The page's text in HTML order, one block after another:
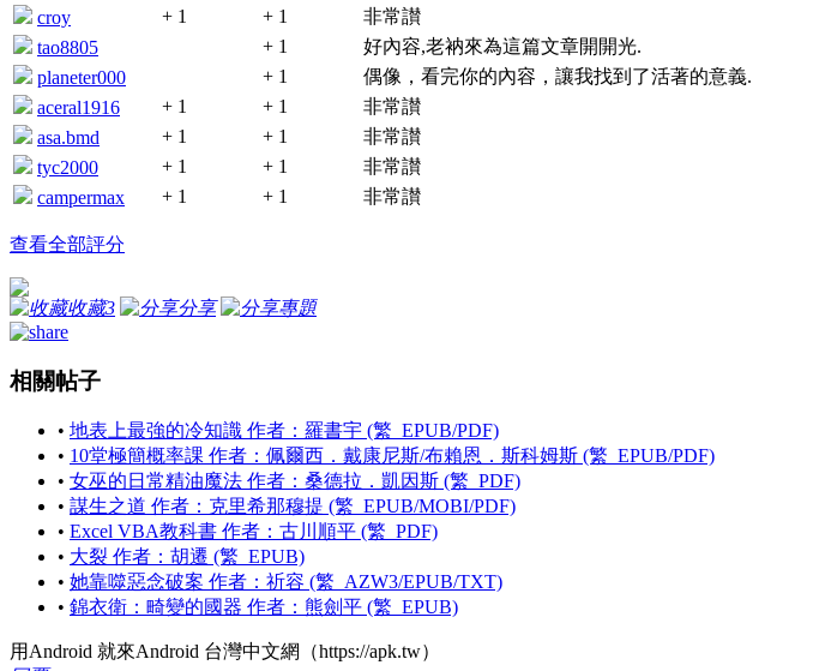
croy
+ 1 + 1
非常讃
tao8805
+ 1
好內容,老衲來為這篇文章開開光.
planeter000
+ 1
偶像，看完你的內容，讓我找到了活著的意義.
aceral1916
+ 1 + 1
非常讃
asa.bmd
+ 1 + 1
非常讃
tyc2000
+ 1 + 1
非常讃
campermax
+ 1 + 1 非常讃
查看全部評分
收藏3 分享 專題
相關帖子
• 地表上最強的冷知識 作者：羅書宇 (繁_EPUB/PDF)
• 10堂極簡概率課 作者：佩爾西．戴康尼斯/布賴恩．斯科姆斯 (繁_EPUB/PDF)
• 女巫的日常精油魔法 作者：桑德拉．凱因斯 (繁_PDF)
• 謀生之道 作者：克里希那穆提 (繁_EPUB/MOBI/PDF)
• Excel VBA教科書 作者：古川順平 (繁_PDF)
• 大裂 作者：胡遷 (繁_EPUB)
• 她靠噬惡念破案 作者：祈容 (繁_AZW3/EPUB/TXT)
• 錦衣衛：畸變的國器 作者：熊劍平 (繁_EPUB)
用Android 就來Android 台灣中文網（https://apk.tw）